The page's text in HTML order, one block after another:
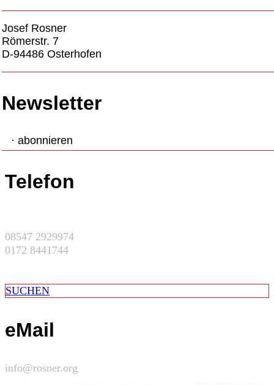
Josef Rosner
Römerstr. 7
D-94486 Osterhofen
Newsletter
· abonnieren
Telefon
08547 2929974
0172 8441744
SUCHEN
eMail
info@rosner.org